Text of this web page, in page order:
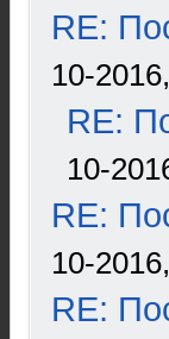
RE:
10-
RE:
10-
RE:
10-
RE: